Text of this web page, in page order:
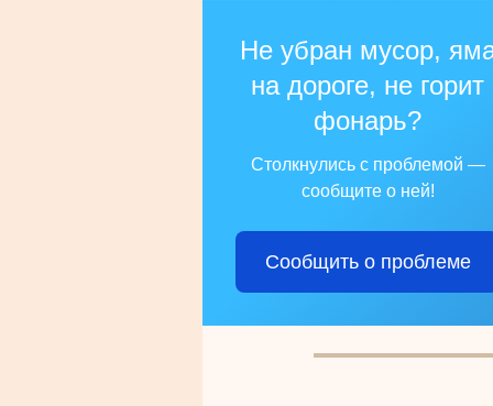
Не убран мусор,
на дороге, не горит
фонарь?
Столкнулись с проблемой —
сообщите о ней!
Сообщить о проблеме